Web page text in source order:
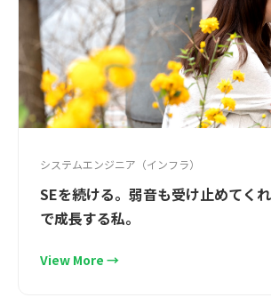
システムエンジニア（インフラ）
SEを続ける。弱音も受け止めてく
で成長する私。
View More →